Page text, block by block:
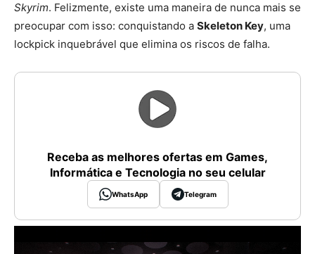
Skyrim. Felizmente, existe uma maneira de nunca mais se
preocupar com isso: conquistando a Skeleton Key, uma
lockpick inquebrável que elimina os riscos de falha.
Receba as melhores ofertas em Games,
Informática e Tecnologia no seu celular
WhatsApp Telegram